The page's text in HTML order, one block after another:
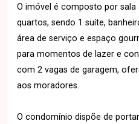
O imóvel é composto por
quartos, sendo 1 suíte,
área de serviço e espaço
para momentos de lazer e
com 2 vagas de garagem,
aos moradores.
O condomínio dispõe de